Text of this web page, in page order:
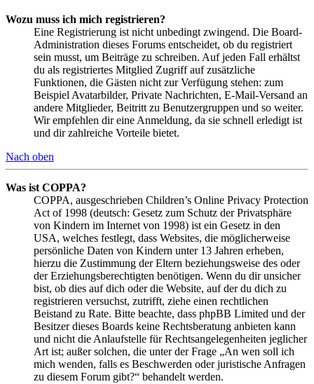
Wozu muss ich mich registrieren?
Eine Registrierung ist nicht unbedingt zwingend. Die Board-
Administration dieses Forums entscheidet, ob du registriert
sein musst, um Beiträge zu schreiben. Auf jeden Fall erhältst
du als registriertes Mitglied Zugriff auf zusätzliche
Funktionen, die Gästen nicht zur Verfügung stehen: zum
Beispiel Avatarbilder, Private Nachrichten, E-Mail-Versand an
andere Mitglieder, Beitritt zu Benutzergruppen und so weiter.
Wir empfehlen dir eine Anmeldung, da sie schnell erledigt ist
und dir zahlreiche Vorteile bietet.
Nach oben
Was ist COPPA?
COPPA, ausgeschrieben Children’s Online Privacy Protection
Act of 1998 (deutsch: Gesetz zum Schutz der Privatsphäre
von Kindern im Internet von 1998) ist ein Gesetz in den
USA, welches festlegt, dass Websites, die möglicherweise
persönliche Daten von Kindern unter 13 Jahren erheben,
hierzu die Zustimmung der Eltern beziehungsweise des oder
der Erziehungsberechtigten benötigen. Wenn du dir unsicher
bist, ob dies auf dich oder die Website, auf der du dich zu
registrieren versuchst, zutrifft, ziehe einen rechtlichen
Beistand zu Rate. Bitte beachte, dass phpBB Limited und der
Besitzer dieses Boards keine Rechtsberatung anbieten kann
und nicht die Anlaufstelle für Rechtsangelegenheiten jeglicher
Art ist; außer solchen, die unter der Frage „An wen soll ich
mich wenden, falls es Beschwerden oder juristische Anfragen
zu diesem Forum gibt?“ behandelt werden.